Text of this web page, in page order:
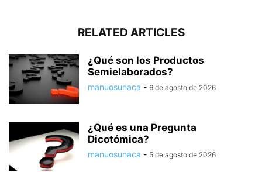
RELATED ARTICLES
¿Qué son los Productos
Semielaborados?
manuosunaca - 6 de agosto de 2026
¿Qué es una Pregunta
Dicotómica?
manuosunaca - 5 de agosto de 2026